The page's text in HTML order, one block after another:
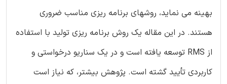
بهینه می نماید، روشهای برنامه ریزی مناسب ضروری
هستند. در این مقاله یک روش برنامه ریزی تولید با استفاده
از RMS توسعه یافته است و در یک سناریو درخواستی و
کاربردی تأیید گشته است. پژوهش بیشتر، که نیاز است